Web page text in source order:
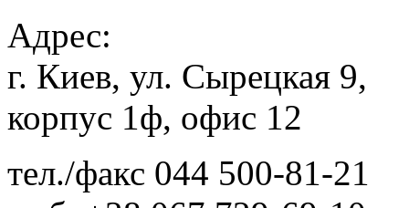
Адрес:
г. Киев, ул. Сырецкая 9,
корпус 1ф, офис 12
тел./факс 044 500-81-21